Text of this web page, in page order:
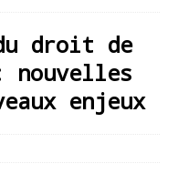
du droit de
nouvelles
enjeux